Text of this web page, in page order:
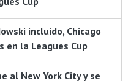
incluido, Chicago
en la Leagues Cup
al New York City y se